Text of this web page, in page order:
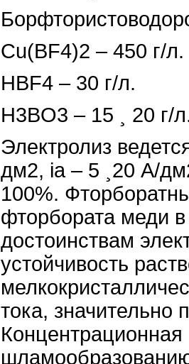
Cu(BF4)2 – 450 г/л.
НBF4 – 30 г/л.
Н3BO3 – 15 ¸ 20 г/
Электролиз
дм2, iа – 5 ¸20 А/
100%.
фторбората меди
достоинствам
устойчивость
тока,
Концентрационная